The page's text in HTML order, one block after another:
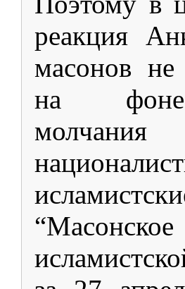
реакция
масонов
на фоне
“Масонское